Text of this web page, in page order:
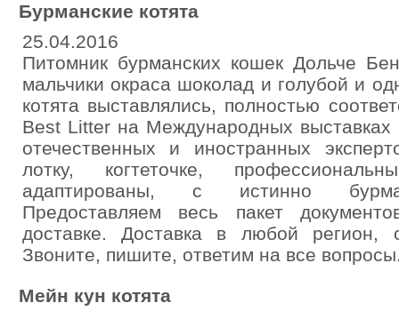
Бурманские котята
25.04.2016
Питомник бурманских кошек Дольче
мальчики окраса шоколад и голубой и
котята выставлялись, полностью
Best Litter на Международных выставках
отечественных и иностранных
лотку, когтеточке,
адаптированы, с истинно
Предоставляем весь пакет
доставке. Доставка в любой регион,
Звоните, пишите, ответим на все
Мейн кун котята